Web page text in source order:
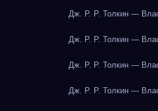
Дж. Р. Р. Толкин —
Дж. Р. Р. Толкин —
Дж. Р. Р. Толкин —
Дж. Р. Р. Толкин —